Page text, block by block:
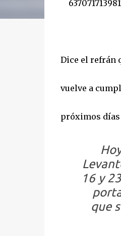
Dice el refrán
vuelve a
próximos días
16 y
que